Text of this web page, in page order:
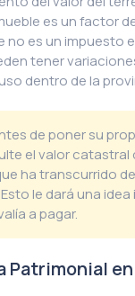
es un factor
no es un impuesto
tener
dentro de la
de poner su
el valor catastral
ha transcurrido
le dará una idea
a pagar.
Patrimonial en